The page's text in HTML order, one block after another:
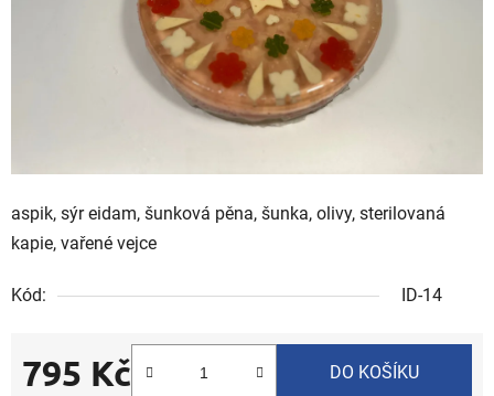
aspik, sýr eidam, šunková pěna, šunka, olivy, sterilovaná
kapie, vařené vejce
Kód: ID-14
795 Kč DO KOŠÍKU